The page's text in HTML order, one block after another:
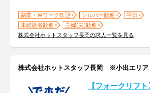
副業・Ｗワーク歓迎 シルバー歓迎
平日
未経験者歓迎
主婦(夫)歓迎
株式会社ホットスタッフ長岡の求人一覧を見る
株式会社ホットスタッフ長岡 ※小出エリア
【フォークリフ